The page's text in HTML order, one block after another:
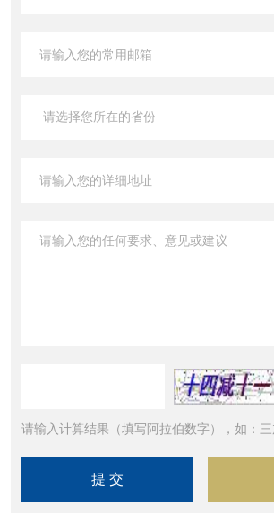
请输入计算结果（填写阿拉伯数字），如：